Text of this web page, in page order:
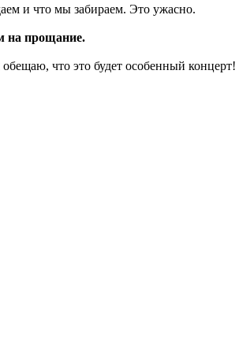
и что мы забираем. Это ужасно.
на прощание.
что это будет особенный концерт!